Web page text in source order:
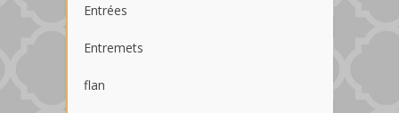
Entrées
Entremets
flan